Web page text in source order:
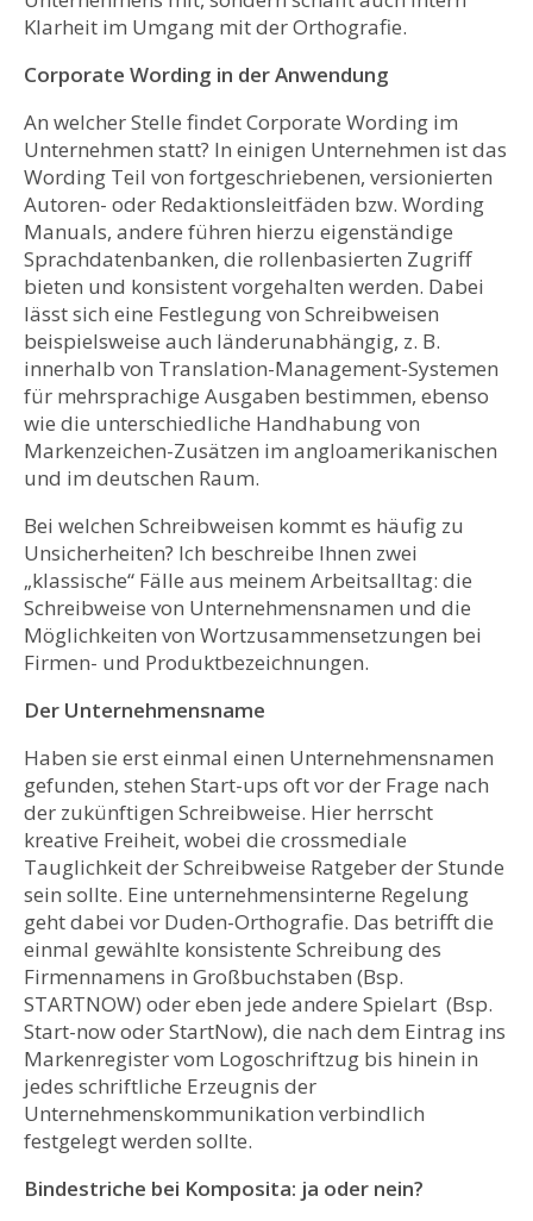
Klarheit im Umgang mit der Orthografie.
Corporate Wording in der Anwendung
An welcher Stelle findet Corporate Wording im
Unternehmen statt? In einigen Unternehmen ist das
Wording Teil von fortgeschriebenen, versionierten
Autoren- oder Redaktionsleitfäden bzw. Wording
Manuals, andere führen hierzu eigenständige
Sprachdatenbanken, die rollenbasierten Zugriff
bieten und konsistent vorgehalten werden. Dabei
lässt sich eine Festlegung von Schreibweisen
beispielsweise auch länderunabhängig, z. B.
innerhalb von Translation-Management-Systemen
für mehrsprachige Ausgaben bestimmen, ebenso
wie die unterschiedliche Handhabung von
Markenzeichen-Zusätzen im angloamerikanischen
und im deutschen Raum.
Bei welchen Schreibweisen kommt es häufig zu
Unsicherheiten? Ich beschreibe Ihnen zwei
„klassische“ Fälle aus meinem Arbeitsalltag: die
Schreibweise von Unternehmensnamen und die
Möglichkeiten von Wortzusammensetzungen bei
Firmen- und Produktbezeichnungen.
Der Unternehmensname
Haben sie erst einmal einen Unternehmensnamen
gefunden, stehen Start-ups oft vor der Frage nach
der zukünftigen Schreibweise. Hier herrscht
kreative Freiheit, wobei die crossmediale
Tauglichkeit der Schreibweise Ratgeber der Stunde
sein sollte. Eine unternehmensinterne Regelung
geht dabei vor Duden-Orthografie. Das betrifft die
einmal gewählte konsistente Schreibung des
Firmennamens in Großbuchstaben (Bsp.
STARTNOW) oder eben jede andere Spielart (Bsp.
Start-now oder StartNow), die nach dem Eintrag ins
Markenregister vom Logoschriftzug bis hinein in
jedes schriftliche Erzeugnis der
Unternehmenskommunikation verbindlich
festgelegt werden sollte.
Bindestriche bei Komposita: ja oder nein?